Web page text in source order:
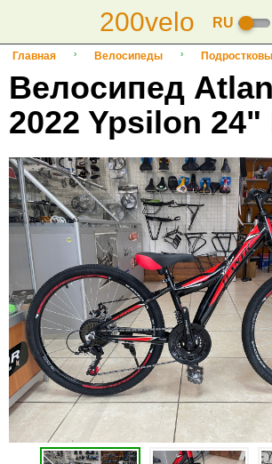
200velo RU
Главная Велосипеды
Велосипед
2022 Ypsilon 24"